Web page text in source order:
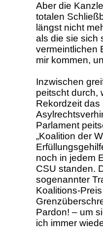
Aber die
totalen
längst nicht
als die sie sich
vermeintlichen
mir kommen,
Inzwischen
peitscht durch,
Rekordzeit das
Parlament
„Koalition der
noch in jedem
CSU standen.
sogenannter
Koalitions-
Pardon! – um
ich immer